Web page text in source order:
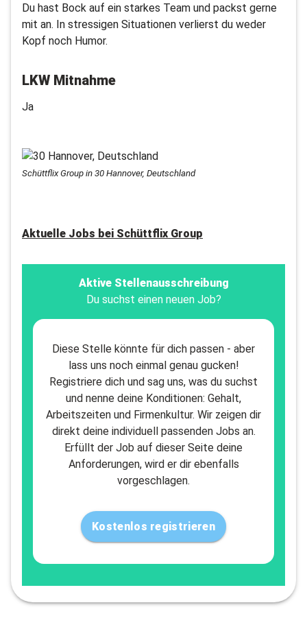
Du hast Bock auf ein starkes Team und packst gerne
mit an. In stressigen Situationen verlierst du weder
Kopf noch Humor.
LKW Mitnahme
Ja
Schüttflix Group in 30 Hannover, Deutschland
Aktuelle Jobs bei Schüttflix Group
Aktive Stellenausschreibung
Du suchst einen neuen Job?
Diese Stelle könnte für dich passen - aber
lass uns noch einmal genau gucken!
Registriere dich und sag uns, was du suchst
und nenne deine Konditionen: Gehalt,
Arbeitszeiten und Firmenkultur. Wir zeigen dir
direkt deine individuell passenden Jobs an.
Erfüllt der Job auf dieser Seite deine
Anforderungen, wird er dir ebenfalls
vorgeschlagen.
Kostenlos registrieren